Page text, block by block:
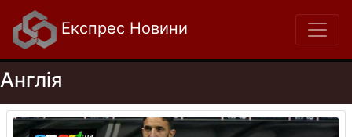
Експрес Новини
Англія